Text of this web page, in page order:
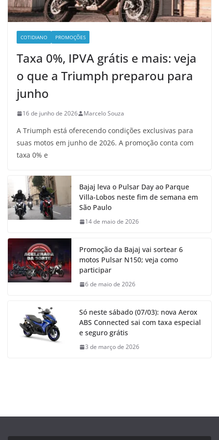
COTIDIANO PROMOÇÕES
Taxa 0%, IPVA grátis e mais: veja
o que a Triumph preparou para
junho
16 de junho de 2026 Marcelo Souza
A Triumph está oferecendo condições exclusivas para
suas motos em junho de 2026. A promoção conta com
taxa 0% e
Bajaj leva o Pulsar Day ao Parque
Villa-Lobos neste fim de semana em
São Paulo
14 de maio de 2026
Promoção da Bajaj vai sortear 6
motos Pulsar N150; veja como
participar
6 de maio de 2026
Só neste sábado (07/03): nova Aerox
ABS Connected sai com taxa especial
e seguro grátis
3 de março de 2026